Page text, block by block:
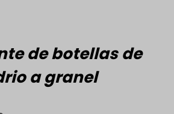
de botellas de
a granel